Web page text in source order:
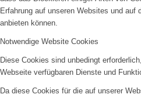
Erfahrung auf unseren Websites und auf
anbieten können.
Notwendige Website Cookies
Diese Cookies sind unbedingt
Webseite verfügbaren Dienste und
Da diese Cookies für die auf unserer